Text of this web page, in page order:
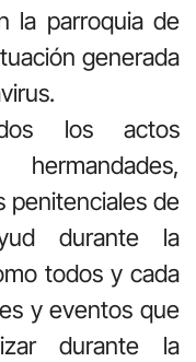
la parroquia de
generada
los actos
penitenciales de
durante la
todos y cada
y eventos que
durante la